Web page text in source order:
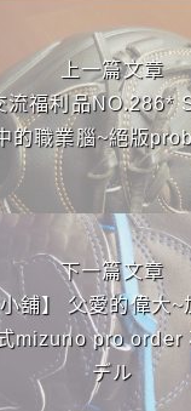
上一篇文章
流福利品NO.286*
的職業腦~絕版
下一篇文章
舖】 父愛的偉大~
mizuno pro order
デル